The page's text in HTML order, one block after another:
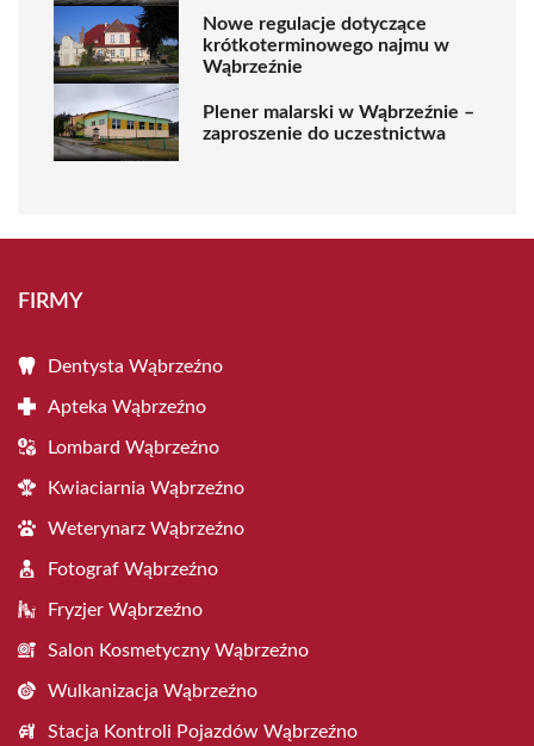
Nowe regulacje dotyczące
krótkoterminowego najmu w
Wąbrzeźnie
Plener malarski w Wąbrzeźnie –
zaproszenie do uczestnictwa
FIRMY
Dentysta Wąbrzeźno
Apteka Wąbrzeźno
Lombard Wąbrzeźno
Kwiaciarnia Wąbrzeźno
Weterynarz Wąbrzeźno
Fotograf Wąbrzeźno
Fryzjer Wąbrzeźno
Salon Kosmetyczny Wąbrzeźno
Wulkanizacja Wąbrzeźno
Stacja Kontroli Pojazdów Wąbrzeźno